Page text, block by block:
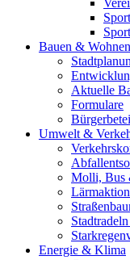
Bauen & Wohnen
Aktuelle
Formulare
Umwelt &
Molli, Bus
Energie & Klima